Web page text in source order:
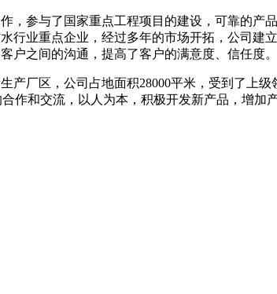
，参与了国家重点工程项目的建设，可靠的
行业重点企业，经过多年的市场开拓，公司
户之间的沟通，提高了客户的满意度、信任度。
产厂区，公司占地面积28000平米，受到了上
作和交流，以人为本，积极开发新产品，增